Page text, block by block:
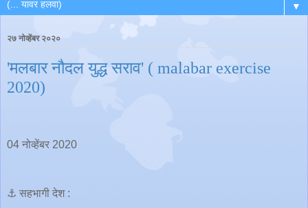
▼
२७ नोव्हेंबर २०२०
'मलबार नौदल युद्ध सराव' ( malabar exercise
2020)
04 नोव्हेंबर 2020
⚓️ सहभागी देश :